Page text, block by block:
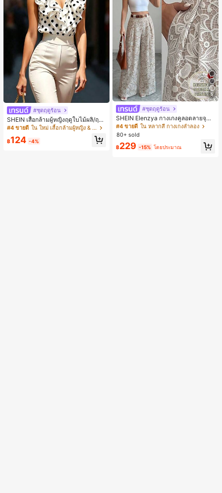
#ชุดฤดูร้อน
SHEIN เสื้อกล้ามผู้หญิงฤดูใบไม้ผลิ/ฤดูร้
อน ใหม่ สไตล์มินิมอลลำลองหรูหรา สีบ
ล็อก ลายจุด คอวี แพตช์เวิร์ก ชายระบา
ย แขนกุด ทรงเข้ารูป อเนกประสงค์, เสื้อ
#4 ขายดี ใน ใหม่ เสื้อกล้ามผู้หญิง & Camis
฿124 -4%
5
#ชุดฤดูร้อน
SHEIN Elenzya กางเกงคูลอตลายจุดเ
อวสูงแบบใหม่สำหรับฤดูใบไม้ผลิ/ฤดูร้อ
น, สไตล์หรูหราเหมาะสำหรับใส่ในชีวิต
ประจำวันและทำงาน, ให้ความรู้สึกวินเ
ทจสำหรับฤดูรับปริญญา, เทศกาลดนตร
ี, การแข่งม้าดาร์บี้, วันประกาศอิสรภาพ
#4 ขายดี ใน หลากสี กางเกงลำลอง
80+ sold
฿229 -15% โดยประมาณ